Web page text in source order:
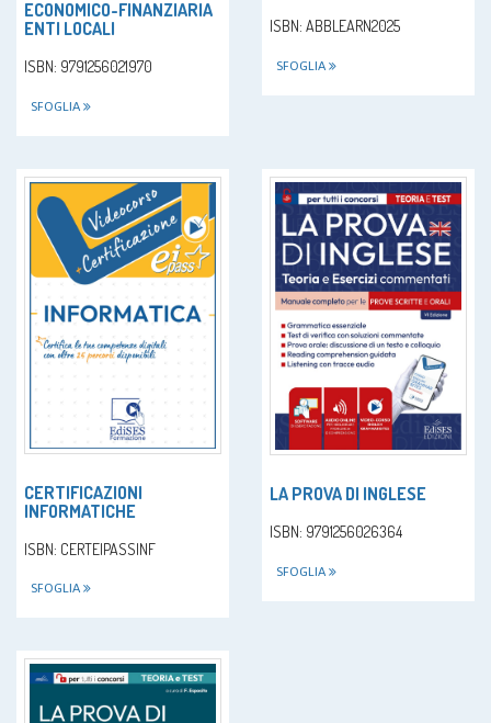
ECONOMICO-FINANZIARIA
ENTI LOCALI
ISBN: 9791256021970
SFOGLIA
ISBN: ABBLEARN2025
SFOGLIA
CERTIFICAZIONI
INFORMATICHE
ISBN: CERTEIPASSINF
SFOGLIA
LA PROVA DI INGLESE
ISBN: 9791256026364
SFOGLIA